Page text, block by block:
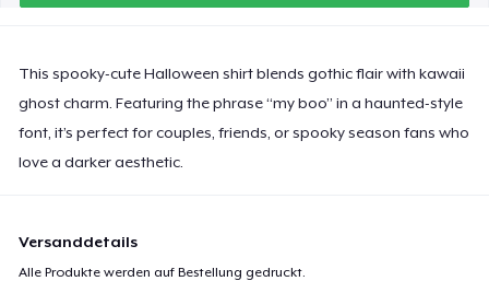
This spooky-cute Halloween shirt blends gothic flair with kawaii
ghost charm. Featuring the phrase “my boo” in a haunted-style
font, it’s perfect for couples, friends, or spooky season fans who
love a darker aesthetic.
Versanddetails
Alle Produkte werden auf Bestellung gedruckt.